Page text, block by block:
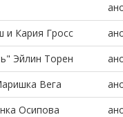
Кария Гросс
Эйлин Торен
Вега
Осипова